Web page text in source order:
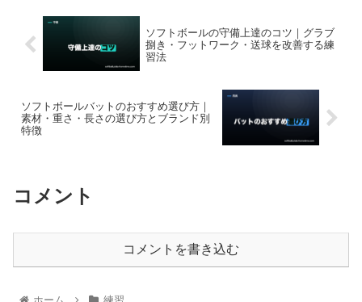
ソフトボールの守備上達のコツ｜グラブ
捌き・フットワーク・送球を改善する練
習法
ソフトボールバットのおすすめ選び方｜
素材・重さ・長さの選び方とブランド別
特徴
コメント
コメントを書き込む